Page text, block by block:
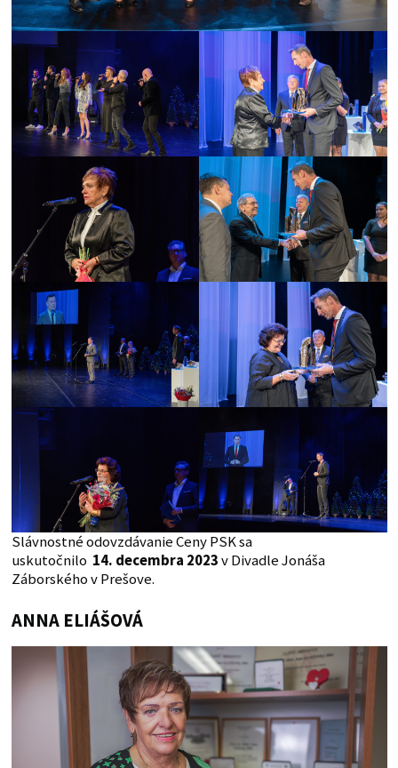
Slávnostné odovzdávanie Ceny PSK sa
uskutočnilo 14. decembra 2023v Divadle Jonáša
Záborského v Prešove.
ANNA ELIÁŠOVÁ